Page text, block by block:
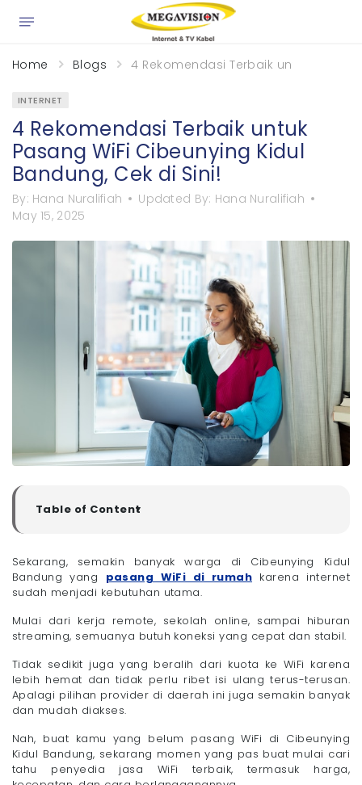
Home Blogs 4 Rekomendasi Terbaik untuk
INTERNET
4 Rekomendasi Terbaik untuk
Pasang WiFi Cibeunying Kidul
Bandung, Cek di Sini!
By: Hana Nuralifiah Updated By: Hana Nuralifiah
May 15, 2025
Table of Content
▼
- 1. Belajar dan Bekerja dari Rumah
- 2. Hiburan dan Streaming
- 4. Lebih Hemat Dibanding Kuota
Kidul Bandung
- 1. Megavision
- 2. First Media
- 3. IndiHome
- 4. MyRepublic
Tips Memilih Jasa Pasang WiFi Cibeunying Kidul
Bandung yang Bagus
Sekarang, semakin banyak warga di Cibeunying Kidul
Bandung yang pasang WiFi di rumah karena internet
sudah menjadi kebutuhan utama.
Mulai dari kerja remote, sekolah online, sampai hiburan
streaming, semuanya butuh koneksi yang cepat dan stabil.
Tidak sedikit juga yang beralih dari kuota ke WiFi karena
lebih hemat dan tidak perlu ribet isi ulang terus-terusan.
Apalagi pilihan provider di daerah ini juga semakin banyak
dan mudah diakses.
Nah, buat kamu yang belum pasang WiFi di Cibeunying
Kidul Bandung, sekarang momen yang pas buat mulai cari
tahu penyedia jasa WiFi terbaik, termasuk harga,